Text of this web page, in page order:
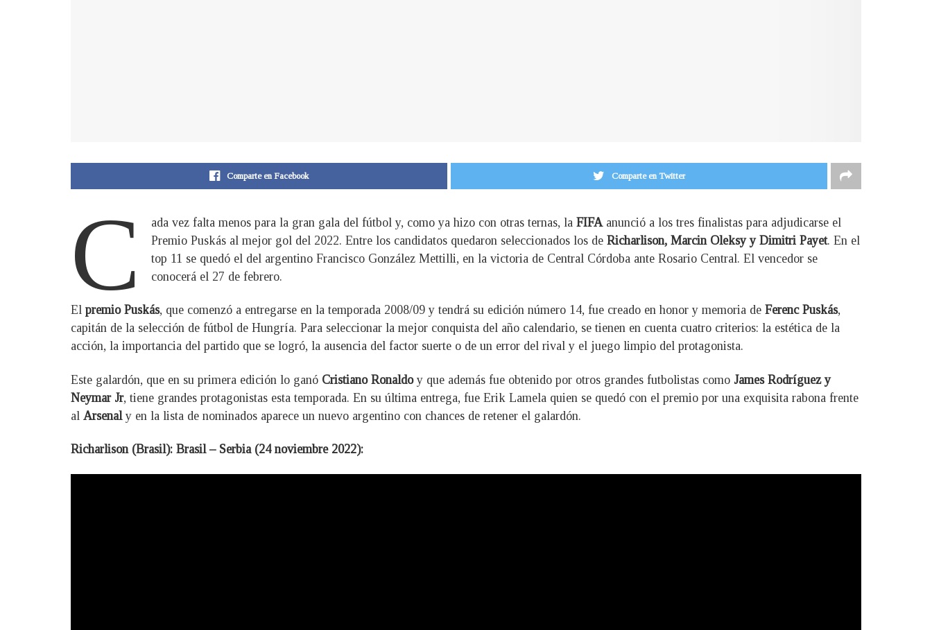
Comparte en Facebook Comparte en Twitter
C ada vez falta menos para la gran gala del fútbol y, como ya hizo con otras ternas, laFIFAanunció a los tres finalistas para adjudicarse el
Premio Puskás al mejor gol del 2022. Entre los candidatos quedaron seleccionados los deRicharlison, Marcin Oleksy y Dimitri Payet. En el
top 11 se quedó el del argentino Francisco González Mettilli, en la victoria de Central Córdoba ante Rosario Central. El vencedor se
conocerá el 27 de febrero.
El premio Puskás, que comenzó a entregarse en la temporada 2008/09 y tendrá su edición número 14, fue creado en honor y memoria de Ferenc Puskás,
capitán de la selección de fútbol de Hungría. Para seleccionar la mejor conquista del año calendario, se tienen en cuenta cuatro criterios: la estética de la
acción, la importancia del partido que se logró, la ausencia del factor suerte o de un error del rival y el juego limpio del protagonista.
Este galardón, que en su primera edición lo ganó Cristiano Ronaldo y que además fue obtenido por otros grandes futbolistas como James Rodríguez y
Neymar Jr, tiene grandes protagonistas esta temporada. En su última entrega, fue Erik Lamela quien se quedó con el premio por una exquisita rabona frente
al Arsenaly en la lista de nominados aparece un nuevo argentino con chances de retener el galardón.
Richarlison (Brasil): Brasil – Serbia (24 noviembre 2022):